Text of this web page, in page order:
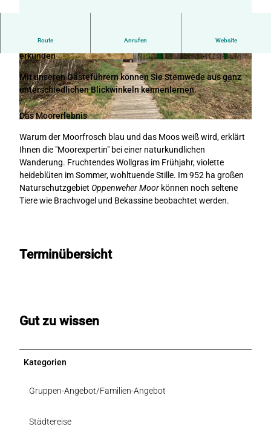
© CC-BY-SA ©CC-BY-SA
Route Anrufen Website
Historie erleben - Kulturelle Vielfalt entdecken - Natur
erkunden
Mit unseren Gästeführern können Sie Stemwede aus ganz
unterschiedlichen Blickwinkeln kennenlernen.
Das Moorerlebnis
Warum der Moorfrosch blau und das Moos weiß wird, erklärt
Ihnen die "Moorexpertin" bei einer naturkundlichen
Wanderung. Fruchtendes Wollgras im Frühjahr, violette
heideblüten im Sommer, wohltuende Stille. Im 952 ha großen
Naturschutzgebiet Oppenweher Moor können noch seltene
Tiere wie Brachvogel und Bekassine beobachtet werden.
Terminübersicht
Gut zu wissen
Kategorien
Gruppen-Angebot/Familien-Angebot
Städtereise